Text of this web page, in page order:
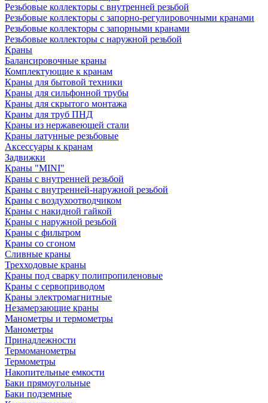
Резьбовые коллекторы с внутренней резьбой
Резьбовые коллекторы с запорно-регулировочными кранами
Резьбовые коллекторы с запорными кранами
Резьбовые коллекторы с наружной резьбой
Краны
Балансировочные краны
Комплектующие к кранам
Краны для бытовой техники
Краны для сильфонной трубы
Краны для скрытого монтажа
Краны для труб ПНД
Краны из нержавеющей стали
Краны латунные резьбовые
Аксессуары к кранам
Задвижки
Краны "MINI"
Краны с внутренней резьбой
Краны с внутренней-наружной резьбой
Краны с воздухоотводчиком
Краны с накидной гайкой
Краны с наружной резьбой
Краны с фильтром
Краны со сгоном
Сливные краны
Трехходовые краны
Краны под сварку полипропиленовые
Краны с сервоприводом
Краны электромагнитные
Незамерзающие краны
Манометры и термометры
Манометры
Принадлежности
Термоманометры
Термометры
Накопительные емкости
Баки прямоугольные
Баки подземные